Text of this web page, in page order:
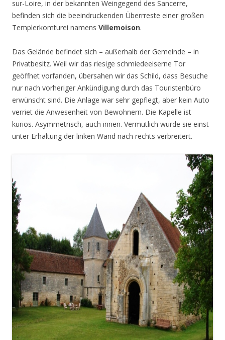
sur-Loire, in der bekannten Weingegend des Sancerre,
befinden sich die beeindruckenden Überrreste einer großen
Templerkomturei namens Villemoison.
Das Gelände befindet sich – außerhalb der Gemeinde – in
Privatbesitz. Weil wir das riesige schmiedeeiserne Tor
geöffnet vorfanden, übersahen wir das Schild, dass Besuche
nur nach vorheriger Ankündigung durch das Touristenbüro
erwünscht sind. Die Anlage war sehr gepflegt, aber kein Auto
verriet die Anwesenheit von Bewohnern. Die Kapelle ist
kurios. Asymmetrisch, auch innen. Vermutlich wurde sie einst
unter Erhaltung der linken Wand nach rechts verbreitert.